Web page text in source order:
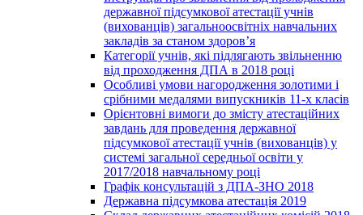
державної підсумкової атестації учнів
(вихованців) загальноосвітніх навчальних
закладів за станом здоров’я
Категорії учнів, які підлягають звільненню
від проходження ДПА в 2018 році
Особливі умови нагородження золотими і
срібними медалями випускників 11-х класів
Орієнтовні вимоги до змісту атестаційних
завдань для проведення державної
підсумкової атестації учнів (вихованців) у
системі загальної середньої освіти у
2017/2018 навчальному році
Графік консультацій з ДПА-ЗНО 2018
Державна підсумкова атестація 2019